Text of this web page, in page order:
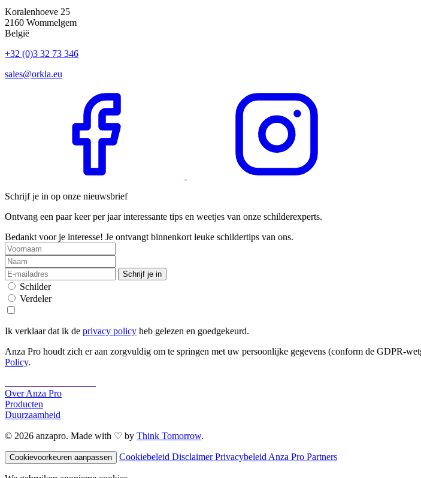
Koralenhoeve 25
2160 Wommelgem
België
+32 (0)3 32 73 346
sales@orkla.eu
Schrijf je in op onze nieuwsbrief
Ontvang een paar keer per jaar interessante tips en weetjes van onze schilderexperts.
Bedankt voor je interesse! Je ontvangt binnenkort leuke schildertips van ons.
Schrijf je in
Schilder
Verdeler
Ik verklaar dat ik de privacy policy heb gelezen en goedgekeurd.
Anza Pro houdt zich er aan zorgvuldig om te springen met uw persoonlijke gegevens (conform de GDPR-
Policy.
Over Anza Pro
Producten
Duurzaamheid
© 2026 anzapro. Made with ♡ by Think Tomorrow.
Cookievoorkeuren aanpassen Cookiebeleid DisclaimerPrivacybeleid Anza Pro Partners